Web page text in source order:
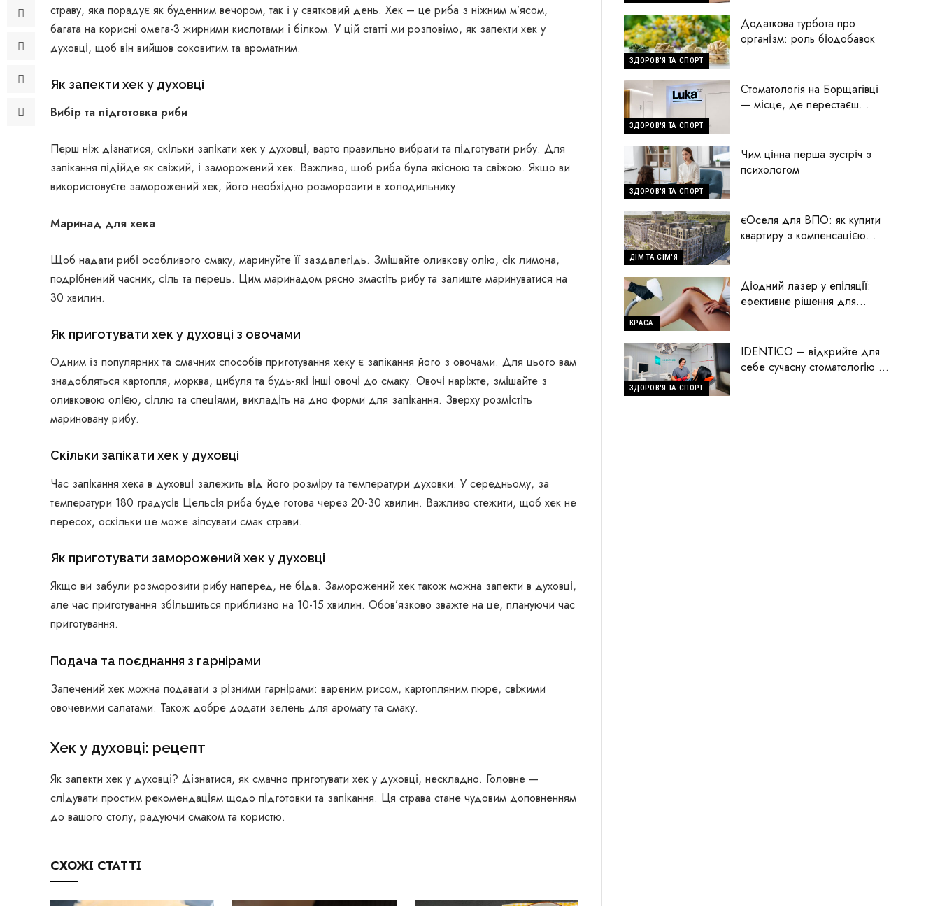
страву, яка порадує як буденним вечором, так і у святковий день. Хек – це риба з ніжним м’ясом,
багата на корисні омега-3 жирними кислотами і білком. У цій статті ми розповімо, як запекти хек у
духовці, щоб він вийшов соковитим та ароматним.
Як запекти хек у духовці
Вибір та підготовка риби
Перш ніж дізнатися, скільки запікати хек у духовці, варто правильно вибрати та підготувати рибу. Для
запікання підійде як свіжий, і заморожений хек. Важливо, щоб риба була якісною та свіжою. Якщо ви
використовуєте заморожений хек, його необхідно розморозити в холодильнику.
Маринад для хека
Щоб надати рибі особливого смаку, маринуйте її заздалегідь. Змішайте оливкову олію, сік лимона,
подрібнений часник, сіль та перець. Цим маринадом рясно змастіть рибу та залиште маринуватися на
30 хвилин.
Як приготувати хек у духовці з овочами
Одним із популярних та смачних способів приготування хеку є запікання його з овочами. Для цього вам
знадобляться картопля, морква, цибуля та будь-які інші овочі до смаку. Овочі наріжте, змішайте з
оливковою олією, сіллю та спеціями, викладіть на дно форми для запікання. Зверху розмістіть
мариновану рибу.
Скільки запікати хек у духовці
Час запікання хека в духовці залежить від його розміру та температури духовки. У середньому, за
температури 180 градусів Цельсія риба буде готова через 20-30 хвилин. Важливо стежити, щоб хек не
пересох, оскільки це може зіпсувати смак страви.
Як приготувати заморожений хек у духовці
Якщо ви забули розморозити рибу наперед, не біда. Заморожений хек також можна запекти в духовці,
але час приготування збільшиться приблизно на 10-15 хвилин. Обов’язково зважте на це, плануючи час
приготування.
Подача та поєднання з гарнірами
Запечений хек можна подавати з різними гарнірами: вареним рисом, картопляним пюре, свіжими
овочевими салатами. Також добре додати зелень для аромату та смаку.
Хек у духовці: рецепт
Як запекти хек у духовці? Дізнатися, як смачно приготувати хек у духовці, нескладно. Головне —
слідувати простим рекомендаціям щодо підготовки та запікання. Ця страва стане чудовим доповненням
до вашого столу, радуючи смаком та користю.
СХОЖІ СТАТТІ
ЗДОРОВ'Я ТА СПОРТ
Додаткова турбота про
організм: роль біодобавок
ЗДОРОВ'Я ТА СПОРТ
Стоматологія на Борщагівці
— місце, де перестаєш
ЗДОРОВ'Я ТА СПОРТ
Чим цінна перша зустріч з
психологом
ДІМ ТА СІМ'Я
єОселя для ВПО: як купити
квартиру з компенсацією
КРАСА
Діодний лазер у епіляції:
ефективне рішення для
ЗДОРОВ'Я ТА СПОРТ
IDENTICO – відкрийте для
себе сучасну стоматологію на